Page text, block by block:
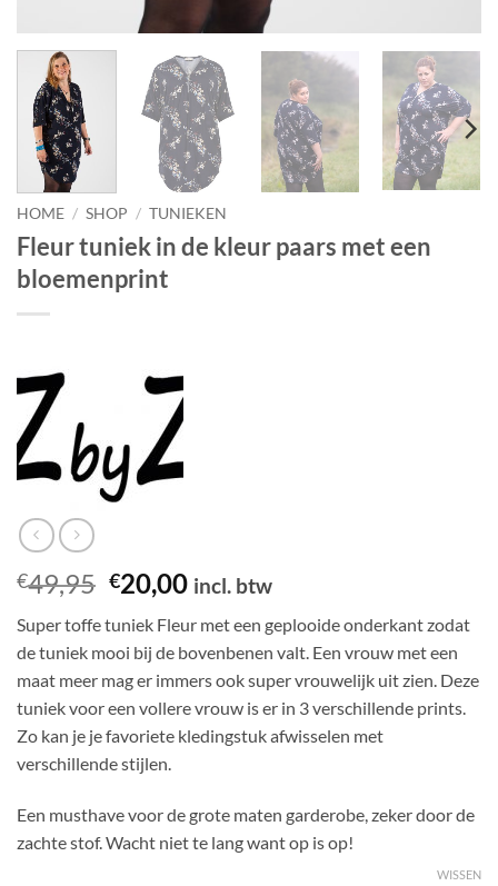
HOME / SHOP / TUNIEKEN
Fleur tuniek in de kleur paars met een
bloemenprint
€49,95 Oorspronkelijke
prijs
was:
€49,95.
€20,00Huidige
is:
€20,00.
incl. btw
Super toffe tuniek Fleur met een geplooide onderkant zodat
de tuniek mooi bij de bovenbenen valt. Een vrouw met een
maat meer mag er immers ook super vrouwelijk uit zien. Deze
tuniek voor een vollere vrouw is er in 3 verschillende prints.
Zo kan je je favoriete kledingstuk afwisselen met
verschillende stijlen.
Een musthave voor de grote maten garderobe, zeker door de
zachte stof. Wacht niet te lang want op is op!
WISSEN